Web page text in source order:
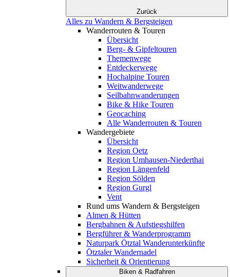
Zurück
Alles zu Wandern & Bergsteigen
Wanderrouten & Touren
Übersicht
Berg- & Gipfeltouren
Themenwege
Entdeckerwege
Hochalpine Touren
Weitwanderwege
Seilbahnwanderungen
Bike & Hike Touren
Geocaching
Alle Wanderrouten & Touren
Wandergebiete
Übersicht
Region Oetz
Region Umhausen-Niederthai
Region Längenfeld
Region Sölden
Region Gurgl
Vent
Rund ums Wandern & Bergsteigen
Almen & Hütten
Bergbahnen & Aufstiegshilfen
Bergführer & Wanderprogramm
Naturpark Ötztal Wanderunterkünfte
Ötztaler Wandernadel
Sicherheit & Orientierung
Biken & Radfahren